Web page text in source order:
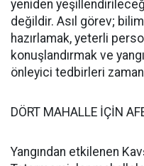
yeniden
değildir. Asıl görev;
hazırlamak, yeterli
konuşlandırmak ve
önleyici tedbirleri
DÖRT MAHALLE İÇİN
Yangından etkilenen